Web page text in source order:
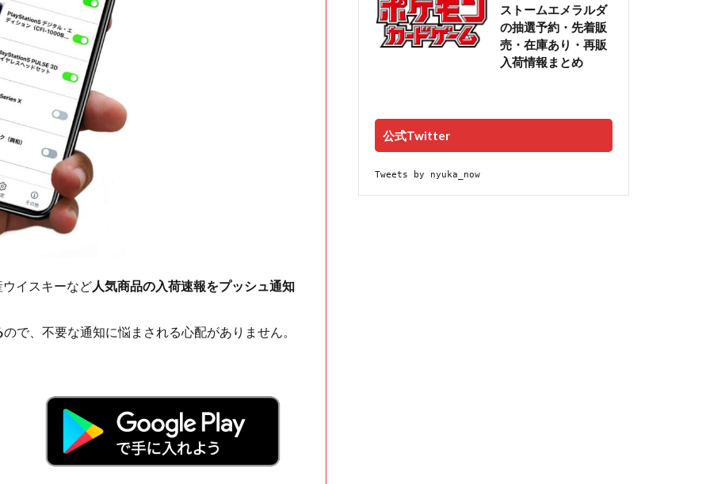
イスキーなど人気商品の入荷速報をプッシュ通知
ので、不要な通知に悩まされる心配がありません。
ストームエメラルダ
の抽選予約・先着販
売・在庫あり・再販
入荷情報まとめ
公式Twitter
Tweets by nyuka_now